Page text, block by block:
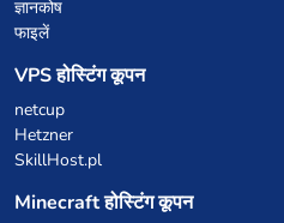
ज्ञानकोष
फाइलें
VPS होस्टिंग कूपन
netcup
Hetzner
SkillHost.pl
Minecraft होस्टिंग कूपन